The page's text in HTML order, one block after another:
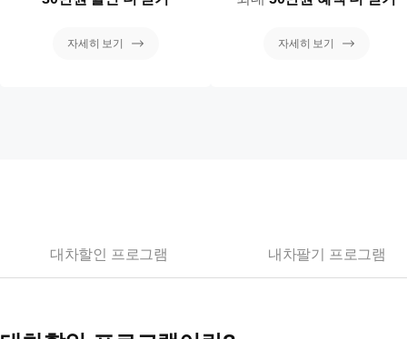
자세히 보기 자세히 보기
대차할인 프로그램 내차팔기 프로그램